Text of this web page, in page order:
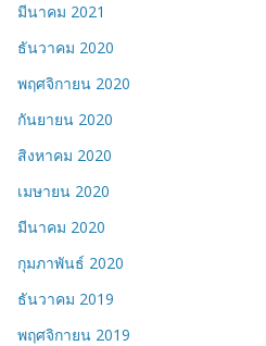
มีนาคม 2021
ธันวาคม 2020
พฤศจิกายน 2020
กันยายน 2020
สิงหาคม 2020
เมษายน 2020
มีนาคม 2020
กุมภาพันธ์ 2020
ธันวาคม 2019
พฤศจิกายน 2019